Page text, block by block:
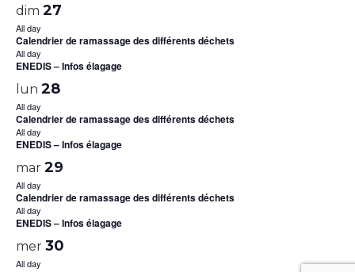
dim 27
All day
Calendrier de ramassage des différents déchets
All day
ENEDIS – Infos élagage
lun 28
All day
Calendrier de ramassage des différents déchets
All day
ENEDIS – Infos élagage
mar 29
All day
Calendrier de ramassage des différents déchets
All day
ENEDIS – Infos élagage
mer 30
All day